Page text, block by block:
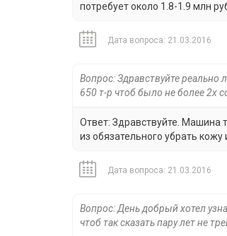
потребует около 1.8-1.9 млн
Дата вопроса: 21.03.2016
Вопрос: Здравствуйте реально
650 т-р чтоб было не более 2х
Ответ: Здравствуйте. Машина
из обязательного убрать
Дата вопроса: 21.03.2016
Вопрос: День добрый хотел
чтоб так сказать пару лет не